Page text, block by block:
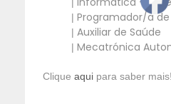
| Programador/a
| Auxiliar de Saúde
| Mecatrónica
Clique aqui para saber